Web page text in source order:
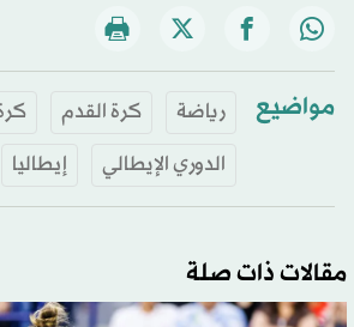
مواضيع رياضة كرة القدم
الدوري الإيطالي
إيطاليا
مقالات ذات صلة